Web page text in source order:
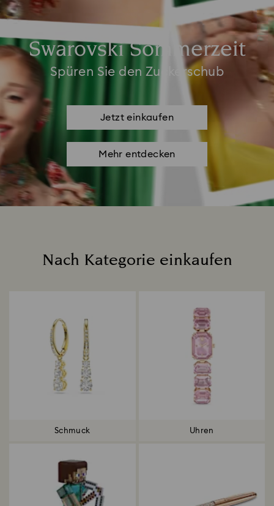
Swarovski Sommerzeit
Spüren Sie den Zuckerschub
Jetzt einkaufen
Mehr entdecken
Nach Kategorie einkaufen
Schmuck Uhren